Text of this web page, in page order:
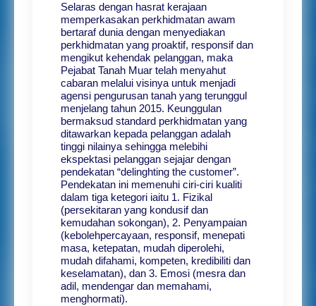
Selaras dengan hasrat kerajaan
memperkasakan perkhidmatan awam
bertaraf dunia dengan menyediakan
perkhidmatan yang proaktif, responsif dan
mengikut kehendak pelanggan, maka
Pejabat Tanah Muar telah menyahut
cabaran melalui visinya untuk menjadi
agensi pengurusan tanah yang terunggul
menjelang tahun 2015. Keunggulan
bermaksud standard perkhidmatan yang
ditawarkan kepada pelanggan adalah
tinggi nilainya sehingga melebihi
ekspektasi pelanggan sejajar dengan
pendekatan “delinghting the customer”.
Pendekatan ini memenuhi ciri-ciri kualiti
dalam tiga ketegori iaitu 1. Fizikal
(persekitaran yang kondusif dan
kemudahan sokongan), 2. Penyampaian
(kebolehpercayaan, responsif, menepati
masa, ketepatan, mudah diperolehi,
mudah difahami, kompeten, kredibiliti dan
keselamatan), dan 3. Emosi (mesra dan
adil, mendengar dan memahami,
menghormati).